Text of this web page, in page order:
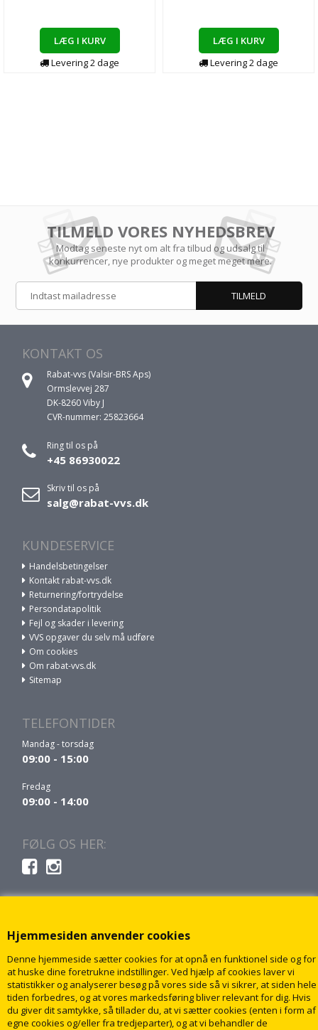
Hjemmesiden anvender cookies
Denne hjemmeside sætter cookies for at opnå en funktionel side og for
at huske dine foretrukne indstillinger. Ved hjælp af cookies laver vi
statistikker og analyserer besøg på vores side så vi sikrer, at siden hele
tiden forbedres, og at vores markedsføring bliver relevant for dig. Hvis
du giver dit samtykke, så tillader du, at vi sætter cookies (enten i form af
egne cookies og/eller fra tredjeparter), og at vi behandler de
LÆG I KURV
Levering2dage
LÆG I KURV
Levering2dage
TILMELD VORES NYHEDSBREV
Modtag seneste nyt om alt fra tilbud og udsalg til
konkurrencer, nye produkter og meget meget mere.
KONTAKT OS
Rabat-vvs (Valsir-BRS Aps)
Ormslevvej 287
DK-8260 Viby J
CVR-nummer: 25823664
Ring til os på
+45 86930022
Skriv til os på
salg@rabat-vvs.dk
KUNDESERVICE
Handelsbetingelser
Kontakt rabat-vvs.dk
Returnering/fortrydelse
Persondatapolitik
Fejl og skader i levering
VVS opgaver du selv må udføre
Om cookies
Om rabat-vvs.dk
Sitemap
TELEFONTIDER
Mandag - torsdag
09:00 - 15:00
Fredag
09:00 - 14:00
FØLG OS HER: